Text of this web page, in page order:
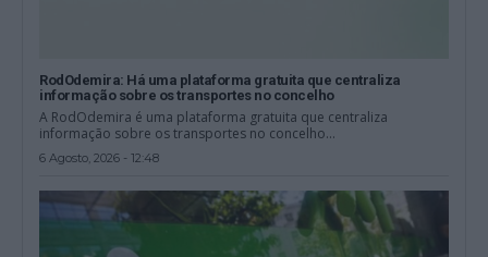
RodOdemira: Há uma plataforma gratuita que centraliza
informação sobre os transportes no concelho
A RodOdemira é uma plataforma gratuita que centraliza
informação sobre os transportes no concelho...
6 Agosto, 2026 - 12:48